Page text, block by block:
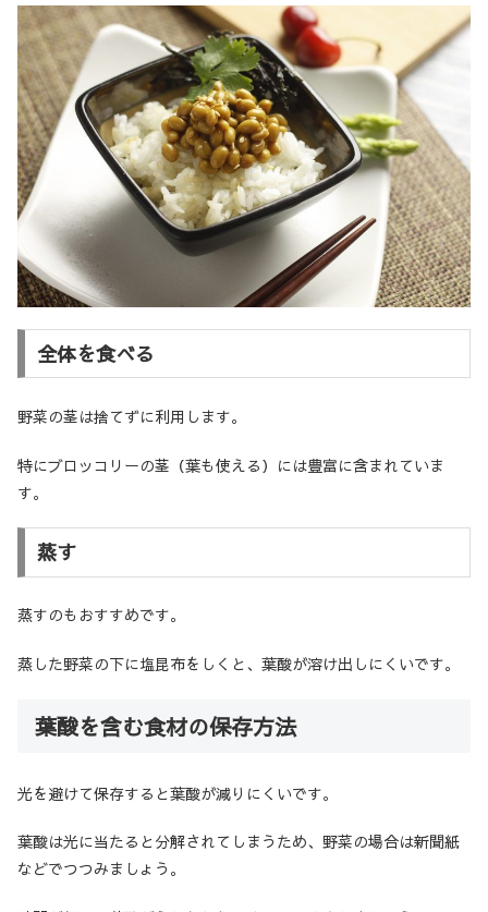
全体を食べる
野菜の茎は捨てずに利用します。
特にブロッコリーの茎（葉も使える）には豊富に含まれていま
す。
蒸す
蒸すのもおすすめです。
蒸した野菜の下に塩昆布をしくと、葉酸が溶け出しにくいです。
葉酸を含む食材の保存方法
光を避けて保存すると葉酸が減りにくいです。
葉酸は光に当たると分解されてしまうため、野菜の場合は新聞紙
などでつつみましょう。